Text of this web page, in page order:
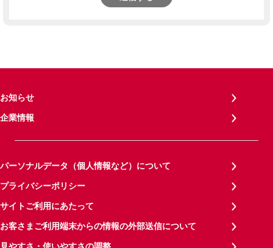
お知らせ
企業情報
パーソナルデータ（個人情報など）について
プライバシーポリシー
サイトご利用にあたって
お客さまご利用端末からの情報の外部送信について